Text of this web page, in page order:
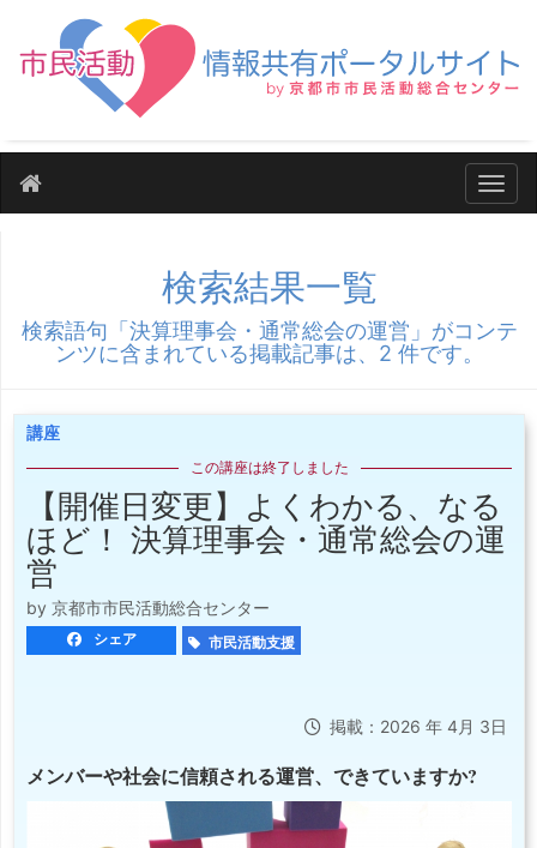
ナビ
検索結果一覧
検索語句「決算理事会・通常総会の運営」がコンテ
ンツに含まれている掲載記事は、2 件です。
講座
この講座は終了しました
【開催日変更】よくわかる、なる
ほど！ 決算理事会・通常総会の運
営
by 京都市市民活動総合センター
シェア 市民活動支援
掲載：2026 年 4月 3日
メンバーや社会に信頼される運営、できていますか?